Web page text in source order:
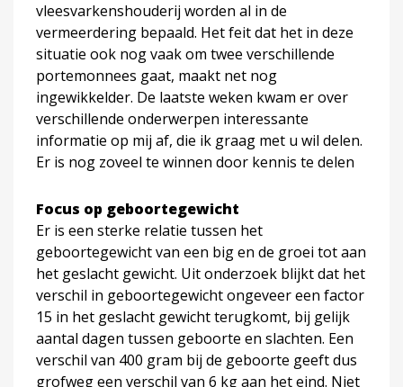
vleesvarkenshouderij worden al in de
vermeerdering bepaald. Het feit dat het in deze
situatie ook nog vaak om twee verschillende
portemonnees gaat, maakt net nog
ingewikkelder. De laatste weken kwam er over
verschillende onderwerpen interessante
informatie op mij af, die ik graag met u wil delen.
Er is nog zoveel te winnen door kennis te delen
Focus op geboortegewicht
Er is een sterke relatie tussen het
geboortegewicht van een big en de groei tot aan
het geslacht gewicht. Uit onderzoek blijkt dat het
verschil in geboortegewicht ongeveer een factor
15 in het geslacht gewicht terugkomt, bij gelijk
aantal dagen tussen geboorte en slachten. Een
verschil van 400 gram bij de geboorte geeft dus
grofweg een verschil van 6 kg aan het eind. Niet